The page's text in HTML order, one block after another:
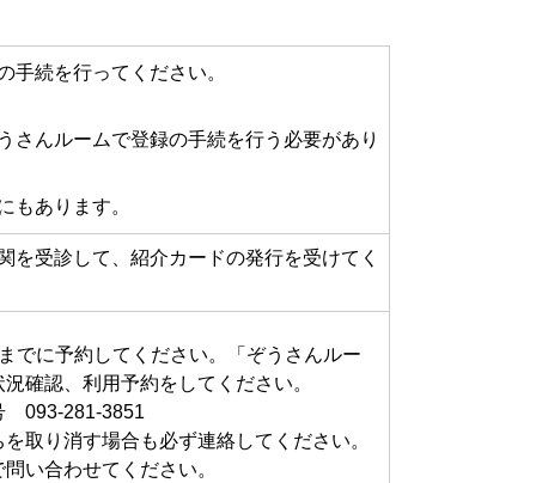
手続を行ってください。
んルームで登録の手続を行う必要があり
もあります。
を受診して、紹介カードの発行を受けてく
でに予約してください。「ぞうさんルー
確認、利用予約をしてください。
093-281-3851
取り消す場合も必ず連絡してください。
い合わせてください。